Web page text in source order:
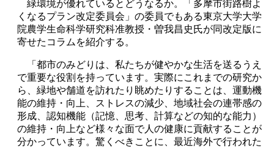
緑環境が優れているとどうなるか。「多摩市街路樹よ
くなるプラン改定委員会」の委員でもある東京大学大学
院農学生命科学研究科准教授・曽我昌史氏が同改定版に
寄せたコラムを紹介する。
「都市のみどりは、私たちが健やかな生活を送るうえ
で重要な役割を持っています。実際にこれまでの研究か
ら、緑地や舗道を訪れたり眺めたりすることは、運動機
能の維持・向上、ストレスの減少、地域社会の連帯感の
形成、認知機能（記憶、思考、計算などの知的な能力）
の維持・向上など様々な面で人の健康に貢献することが
分かっています。驚くべきことに、最近海外で行われた